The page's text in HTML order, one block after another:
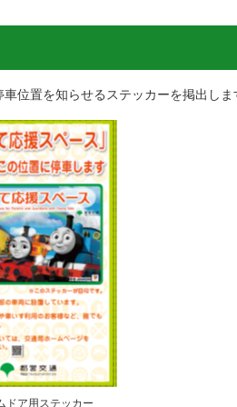
位置を知らせるステッカーを掲出しま
ドア用ステッカー